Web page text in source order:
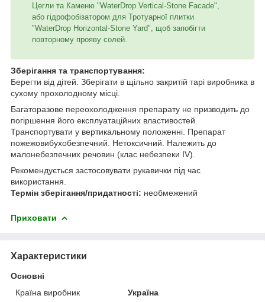
Цегли та Каменю "WaterDrop Vertical-Stone Facade",
або гідрофобізатором для Тротуарної плитки
"WaterDrop Horizontal-Stone Yard", щоб запобігти
повторному прояву солей.
Зберігання та транспортування:
Берегти від дітей. Зберігати в щільно закритій тарі виробника в
сухому прохолодному місці.
Багаторазове переохолодження препарату не призводить до
погіршення його експлуатаційних властивостей.
Транспортувати у вертикальному положенні. Препарат
пожежовибухобезпечний. Нетоксичний. Належить до
малонебезпечних речовин (клас небезпеки IV).
Рекомендується застосовувати рукавички під час
використання.
Термін зберігання/придатності: необмежений
Приховати
Характеристики
Основні
Країна виробник
Україна